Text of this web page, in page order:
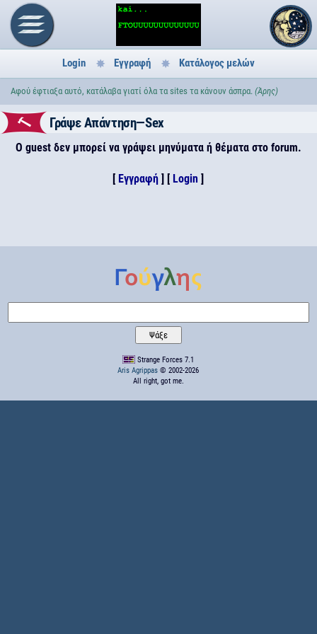
Login Εγγραφή Κατάλογος μελών
Αφού έφτιαξα αυτό, κατάλαβα γιατί όλα τα sites τα κάνουν άσπρα. (Άρης)
Γράψε Απάντηση—Sex
Ο guest δεν μπορεί να γράψει μηνύματα ή θέματα στο forum.
[ Εγγραφή ] [ Login ]
Strange Forces 7.1
Aris Agrippas © 2002-2026
All right, got me.